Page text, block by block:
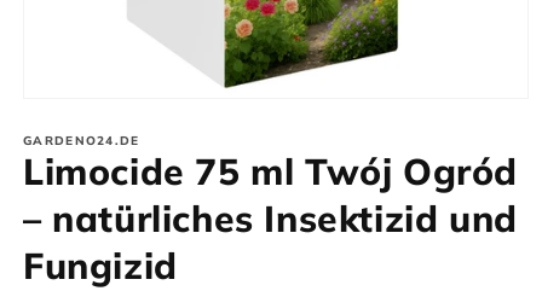
in
Modal
öffnen
GARDENO24.DE
Limocide 75 ml Twój Ogród
– natürliches Insektizid und
Fungizid